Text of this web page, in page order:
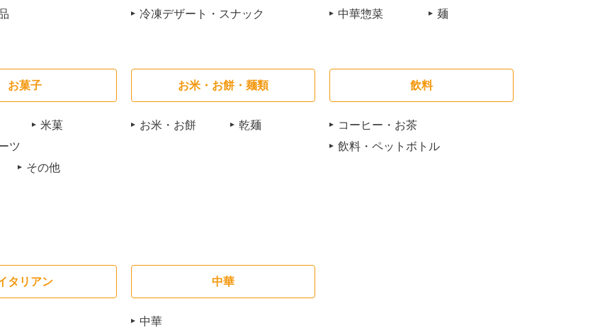
冷凍デザート・スナック
中華惣菜
麺
お菓子
米菓
ツ
その他
お米・お餅・麺類
お米・お餅 乾麺
飲料
コーヒー・お茶
飲料・ペットボトル
タリアン 中華
中華